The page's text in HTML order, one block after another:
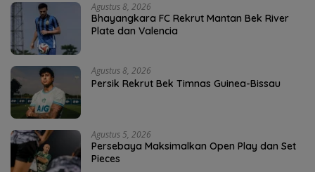
Agustus 8, 2026
Bhayangkara FC Rekrut Mantan Bek River
Plate dan Valencia
Agustus 8, 2026
Persik Rekrut Bek Timnas Guinea-Bissau
Agustus 5, 2026
Persebaya Maksimalkan Open Play dan Set
Pieces